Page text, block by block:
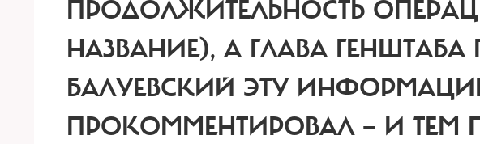
ПРОДОЛЖИТЕЛЬНОСТЬ
НАЗВАНИЕ), А ГЛАВА ГЕНШТАБА
БАЛУЕВСКИЙ ЭТУ
ПРОКОММЕНТИРОВАЛ — И ТЕМ